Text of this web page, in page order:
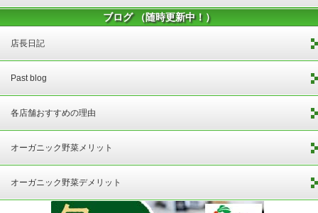
ブログ （随時更新中！）
店長日記
Past blog
各店舗おすすめの理由
オーガニック野菜メリット
オーガニック野菜デメリット